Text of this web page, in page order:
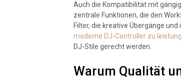
Auch die Kompatibilität mit
zentrale Funktionen, die den
Filter, die kreative Übergänge
moderne DJ-Controller zu
DJ-Stile gerecht werden.
Warum Qualität